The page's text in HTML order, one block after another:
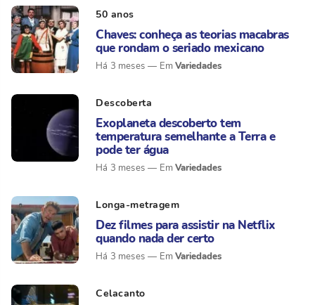
50 anos
Chaves: conheça as teorias macabras
que rondam o seriado mexicano
Há 3 meses Variedades
Descoberta
Exoplaneta descoberto tem
temperatura semelhante a Terra e
pode ter água
Há 3 meses Variedades
Longa-metragem
Dez filmes para assistir na Netflix
quando nada der certo
Há 3 meses Variedades
Celacanto